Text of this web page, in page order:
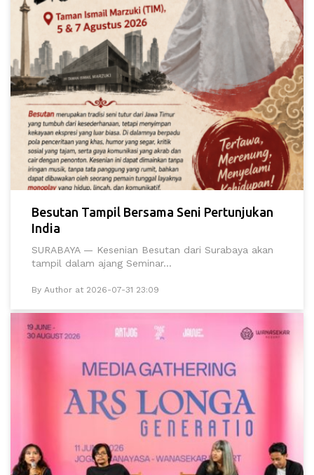
Besutan Tampil Bersama Seni Pertunjukan
India
SURABAYA — Kesenian Besutan dari Surabaya akan
tampil dalam ajang Seminar...
By Author at 2026-07-31 23:09